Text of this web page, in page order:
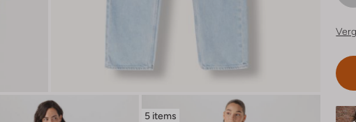
5 items